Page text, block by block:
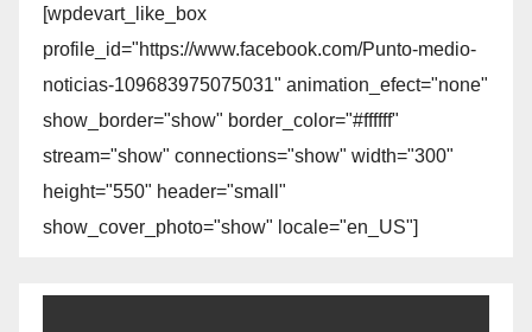
[wpdevart_like_box
profile_id="https://www.facebook.com/Punto-medio-
noticias-109683975075031" animation_efect="none"
show_border="show" border_color="#ffffff"
stream="show" connections="show" width="300"
height="550" header="small"
show_cover_photo="show" locale="en_US"]